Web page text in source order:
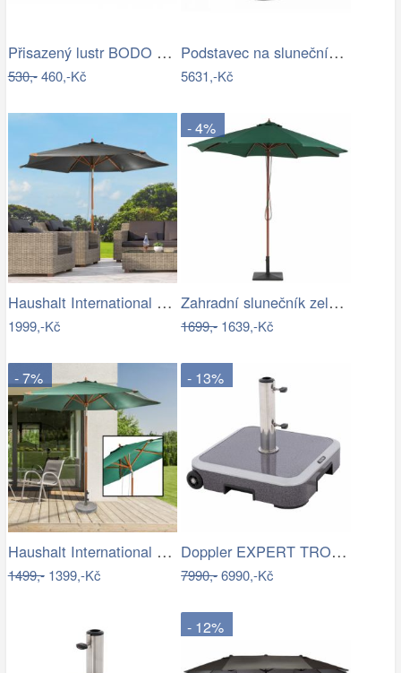
Přisazený lustr BODO 1xE27/60W/230V…
530,-460,-Kč
Podstavec na slunečník 50kg-GD
5631,-Kč
Haushalt International Dřevěný…
1999,-Kč
- 4%
Zahradní slunečník zelený kruhový…
1699,-1639,-Kč
- 7%
Haushalt International Dřevěný…
1499,-1399,-Kč
- 13%
Doppler EXPERT TROLLEY 50kg - pojízdný…
7990,-6990,-Kč
- 12%